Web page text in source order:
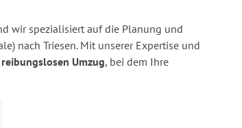
wir spezialisiert auf die Planung und
nach Triesen. Mit unserer Expertise und
reibungslosen Umzug, bei dem Ihre